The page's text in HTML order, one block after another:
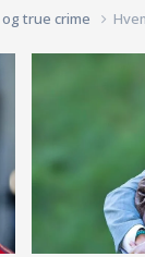
true crime